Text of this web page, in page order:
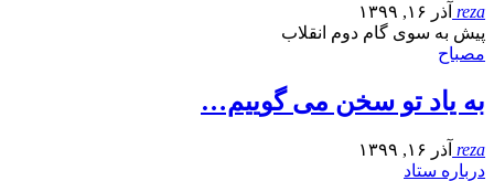
reza آذر ۱۶, ۱۳۹۹
پیش به سوی گام دوم انقلاب
مصباح
به یاد تو سخن می گوییم…
reza آذر ۱۶, ۱۳۹۹
درباره ستاد